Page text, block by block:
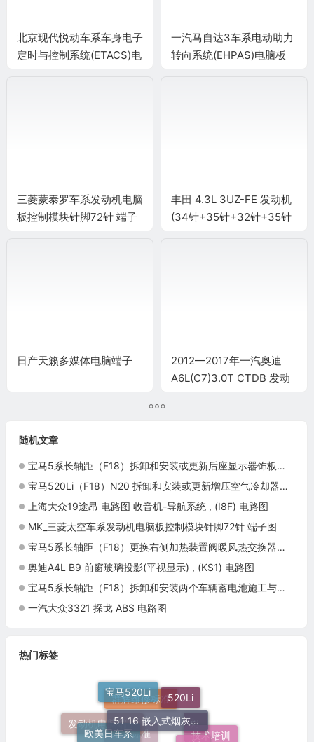
北京现代悦动车系车身电子
定时与控制系统(ETACS)电
一汽马自达3车系电动助力
转向系统(EHPAS)电脑板
三菱蒙泰罗车系发动机电脑
板控制模块针脚72针 端子
丰田 4.3L 3UZ-FE 发动机
(34针+35针+32针+35针
日产天籁多媒体电脑端子
2012—2017年一汽奥迪
A6L(C7)3.0T CTDB 发动
随机文章
宝马5系长轴距（F18）拆卸和安装或更新后座显示器饰板（显示屏前后）施工与复检标准
宝马520Li（F18）N20 拆卸和安装或更新增压空气冷却器施工与复检标准
上海大众19途昂 电路图 收音机-导航系统 , (I8F) 电路图
MK_三菱太空车系发动机电脑板控制模块针脚72针 端子图
宝马5系长轴距（F18）更换右侧加热装置阀暖风热交换器的软管施工与复检标准
奥迪A4L B9 前窗玻璃投影(平视显示) , (KS1) 电路图
宝马5系长轴距（F18）拆卸和安装两个车辆蓄电池施工与复检标准
一汽大众3321 探戈 ABS 电路图
热门标签
群辉维修标准
灯
发动机电脑端子
宝马520Li 520Li
技术培训
欧美日车系
51 16 嵌入式烟灰缸托架
N20